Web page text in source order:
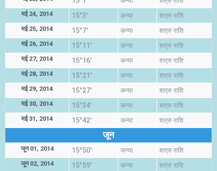
मई 24, 2014 15°3' कन्या शत्रु राशि
मई 25, 2014 15°7' कन्या शत्रु राशि
मई 26, 2014 15°11' कन्या शत्रु राशि
मई 27, 2014 15°16' कन्या शत्रु राशि
मई 28, 2014 15°21' कन्या शत्रु राशि
मई 29, 2014 15°27' कन्या शत्रु राशि
मई 30, 2014 15°34' कन्या शत्रु राशि
मई 31, 2014 15°42' कन्या शत्रु राशि
जून
जून 01, 2014 15°50' कन्या शत्रु राशि
जून 02, 2014 15°59' कन्या शत्रु राशि